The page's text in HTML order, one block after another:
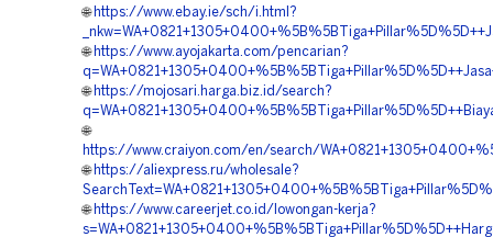
🌐 https://www.ebay.ie/sch/i.html?
🌐 https://www.ayojakarta.com/pencarian?
🌐 https://mojosari.harga.biz.id/search?
🌐
https://www.craiyon.com/en/search/
🌐 https://aliexpress.ru/wholesale?
🌐 https://www.careerjet.co.id/lowongan-kerja?